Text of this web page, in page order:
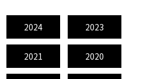
2024 2023
2021 2020